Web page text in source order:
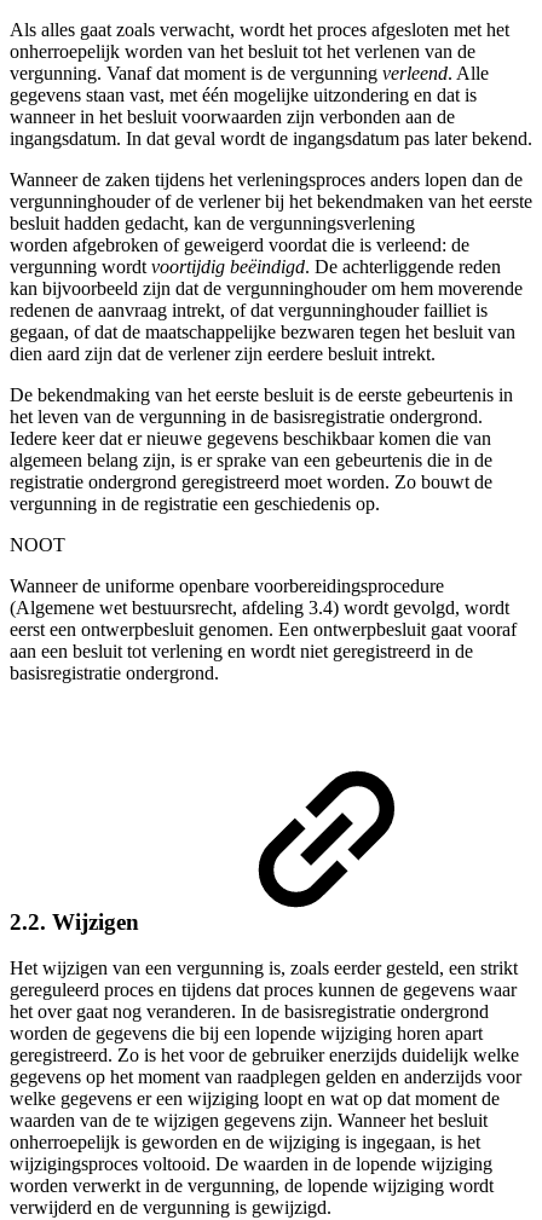
Als alles gaat zoals verwacht, wordt het proces afgesloten met het
onherroepelijk worden van het besluit tot het verlenen van de
vergunning. Vanaf dat moment is de vergunning verleend. Alle
gegevens staan vast, met één mogelijke uitzondering en dat is
wanneer in het besluit voorwaarden zijn verbonden aan de
ingangsdatum. In dat geval wordt de ingangsdatum pas later bekend.
Wanneer de zaken tijdens het verleningsproces anders lopen dan de
vergunninghouder of de verlener bij het bekendmaken van het eerste
besluit hadden gedacht, kan de vergunningsverlening
worden afgebroken of geweigerd voordat die is verleend: de
vergunning wordt voortijdig beëindigd. De achterliggende reden
kan bijvoorbeeld zijn dat de vergunninghouder om hem moverende
redenen de aanvraag intrekt, of dat vergunninghouder failliet is
gegaan, of dat de maatschappelijke bezwaren tegen het besluit van
dien aard zijn dat de verlener zijn eerdere besluit intrekt.
De bekendmaking van het eerste besluit is de eerste gebeurtenis in
het leven van de vergunning in de basisregistratie ondergrond.
Iedere keer dat er nieuwe gegevens beschikbaar komen die van
algemeen belang zijn, is er sprake van een gebeurtenis die in de
registratie ondergrond geregistreerd moet worden. Zo bouwt de
vergunning in de registratie een geschiedenis op.
NOOT
Wanneer de uniforme openbare voorbereidingsprocedure
(Algemene wet bestuursrecht, afdeling 3.4) wordt gevolgd, wordt
eerst een ontwerpbesluit genomen. Een ontwerpbesluit gaat vooraf
aan een besluit tot verlening en wordt niet geregistreerd in de
basisregistratie ondergrond.
2.2. Wijzigen
Het wijzigen van een vergunning is, zoals eerder gesteld, een strikt
gereguleerd proces en tijdens dat proces kunnen de gegevens waar
het over gaat nog veranderen. In de basisregistratie ondergrond
worden de gegevens die bij een lopende wijziging horen apart
geregistreerd. Zo is het voor de gebruiker enerzijds duidelijk welke
gegevens op het moment van raadplegen gelden en anderzijds voor
welke gegevens er een wijziging loopt en wat op dat moment de
waarden van de te wijzigen gegevens zijn. Wanneer het besluit
onherroepelijk is geworden en de wijziging is ingegaan, is het
wijzigingsproces voltooid. De waarden in de lopende wijziging
worden verwerkt in de vergunning, de lopende wijziging wordt
verwijderd en de vergunning is gewijzigd.